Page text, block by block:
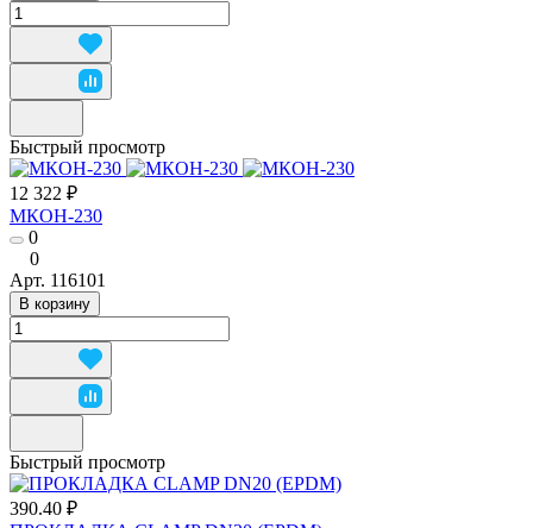
Быстрый просмотр
12 322 ₽
МКОН-230
0
0
Арт. 116101
В корзину
Быстрый просмотр
390.40 ₽